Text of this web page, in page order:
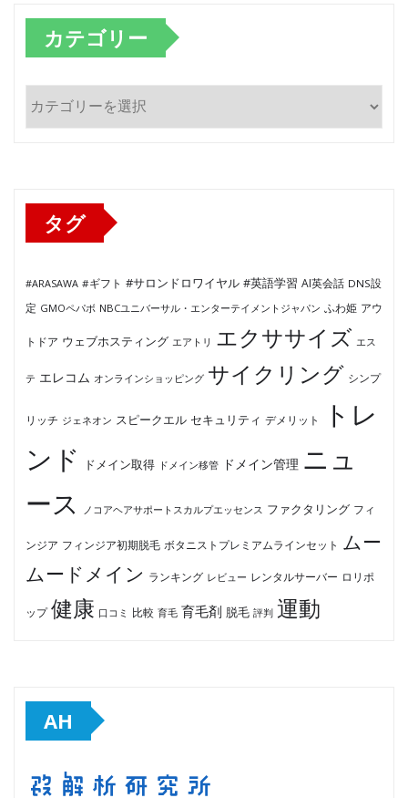
カテゴリー
カ
タグ
#ARASAWA #ギフト #サロンドロワイヤル #英語学習 AI英会話 DNS設
定 GMOペパボ NBCユニバーサル・エンターテイメントジャパン ふわ姫 アウ
トドア ウェブホスティング エアトリ エクササイズ エス
テ エレコム オンラインショッピング サイクリング シンプ
リッチ ジェネオン スピークエル セキュリティ デメリット
トレ
ンド
ドメイン取得 ドメイン移管 ドメイン管理 ニュ
ース
ノコアヘアサポートスカルプエッセンス ファクタリング フィ
ンジア フィンジア初期脱毛 ボタニストプレミアムラインセット ムー
ムードメイン ランキング レビュー レンタルサーバー ロリポ
ップ 健康 口コミ 比較 育毛 育毛剤 脱毛 評判 運動
AH